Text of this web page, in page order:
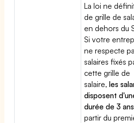
La loi ne
de grille de
en dehors du
Si votre
ne respecte
salaires fixés
cette grille de
salaire,les
disposent
durée de 3 ans
partir du